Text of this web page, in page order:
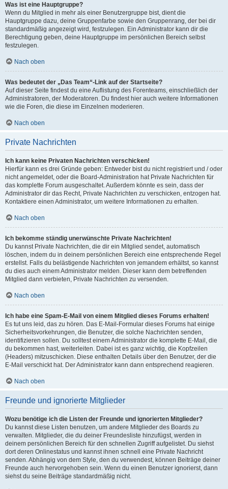
Was ist eine Hauptgruppe?
Wenn du Mitglied in mehr als einer Benutzergruppe bist, dient die
Hauptgruppe dazu, deine Gruppenfarbe sowie den Gruppenrang, der bei dir
standardmäßig angezeigt wird, festzulegen. Ein Administrator kann dir die
Berechtigung geben, deine Hauptgruppe im persönlichen Bereich selbst
festzulegen.
Nach oben
Was bedeutet der „Das Team“-Link auf der Startseite?
Auf dieser Seite findest du eine Auflistung des Forenteams, einschließlich der
Administratoren, der Moderatoren. Du findest hier auch weitere Informationen
wie die Foren, die diese im Einzelnen moderieren.
Nach oben
Private Nachrichten
Ich kann keine Privaten Nachrichten verschicken!
Hierfür kann es drei Gründe geben: Entweder bist du nicht registriert und / oder
nicht angemeldet, oder die Board-Administration hat Private Nachrichten für
das komplette Forum ausgeschaltet. Außerdem könnte es sein, dass der
Administrator dir das Recht, Private Nachrichten zu verschicken, entzogen hat.
Kontaktiere einen Administrator, um weitere Informationen zu erhalten.
Nach oben
Ich bekomme ständig unerwünschte Private Nachrichten!
Du kannst Private Nachrichten, die dir ein Mitglied sendet, automatisch
löschen, indem du in deinem persönlichen Bereich eine entsprechende Regel
erstellst. Falls du belästigende Nachrichten von jemandem erhältst, so kannst
du dies auch einem Administrator melden. Dieser kann dem betreffenden
Mitglied dann verbieten, Private Nachrichten zu versenden.
Nach oben
Ich habe eine Spam-E-Mail von einem Mitglied dieses Forums erhalten!
Es tut uns leid, das zu hören. Das E-Mail-Formular dieses Forums hat einige
Sicherheitsvorkehrungen, die Benutzer, die solche Nachrichten senden,
identifizieren sollen. Du solltest einem Administrator die komplette E-Mail, die
du bekommen hast, weiterleiten. Dabei ist es ganz wichtig, die Kopfzeilen
(Headers) mitzuschicken. Diese enthalten Details über den Benutzer, der die
E-Mail verschickt hat. Der Administrator kann dann entsprechend reagieren.
Nach oben
Freunde und ignorierte Mitglieder
Wozu benötige ich die Listen der Freunde und ignorierten Mitglieder?
Du kannst diese Listen benutzen, um andere Mitglieder des Boards zu
verwalten. Mitglieder, die du deiner Freundesliste hinzufügst, werden in
deinem persönlichen Bereich für den schnellen Zugriff aufgelistet. Du siehst
dort deren Onlinestatus und kannst ihnen schnell eine Private Nachricht
senden. Abhängig von dem Style, den du verwendest, können Beiträge deiner
Freunde auch hervorgehoben sein. Wenn du einen Benutzer ignorierst, dann
siehst du seine Beiträge standardmäßig nicht.